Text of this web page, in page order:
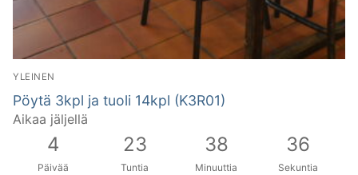
YLEINEN
Pöytä 3kpl ja tuoli 14kpl (K3R01)
Aikaa jäljellä
4
Päivää
23
Tuntia
38
Minuuttia
36
Sekuntia